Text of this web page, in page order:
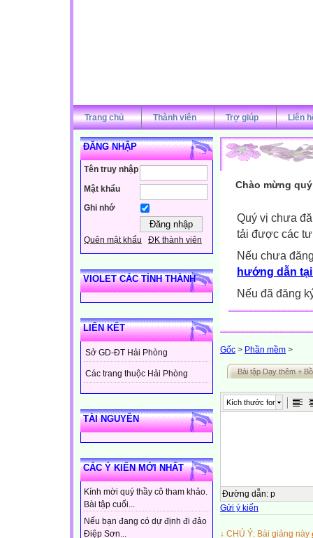
Trang chủ Thành viên Trợ giúp Liên
ĐĂNG NHẬP
Tên truy nhập
Mật khẩu
Ghi nhớ
Quên mật khẩu ĐK thành viên
VIOLET CÁC TỈNH THÀNH
LIÊN KẾT
Sở GD-ĐT Hải Phòng
Các trang thuộc Hải Phòng
TÀI NGUYÊN
CÁC Ý KIẾN MỚI NHẤT
Kính mời quý thầy cô tham khảo.
Bài tập cuối...
Nếu bạn đang có dự định đi đảo
Điệp Sơn...
Chào mừng
Quý vị chưa
tải được các
Nếu chưa
hướng dẫn
Nếu đã đăng
Gốc > Phần mềm >
Bài tập Dạy thêm +
Kích thước font
Đường dẫn: p
Gửi ý kiến
↓ CHÚ Ý: Bài giảng này